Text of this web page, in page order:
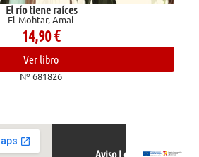
Nº 682493
Aviso Legal